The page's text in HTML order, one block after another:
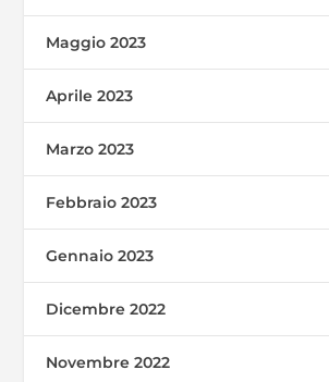
Maggio 2023
Aprile 2023
Marzo 2023
Febbraio 2023
Gennaio 2023
Dicembre 2022
Novembre 2022